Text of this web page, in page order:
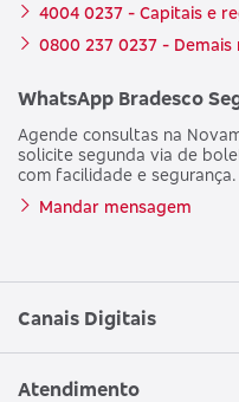
4004 0237 - Capitais e
0800 237 0237 - Demais
WhatsApp Bradesco
Agende consultas na
solicite segunda via de
com facilidade e segurança.
Mandar mensagem
Canais Digitais
Aplicativo Bradesco
Atendimento